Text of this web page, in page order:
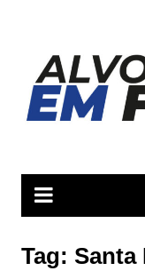
conteúdo
Tag: Santa